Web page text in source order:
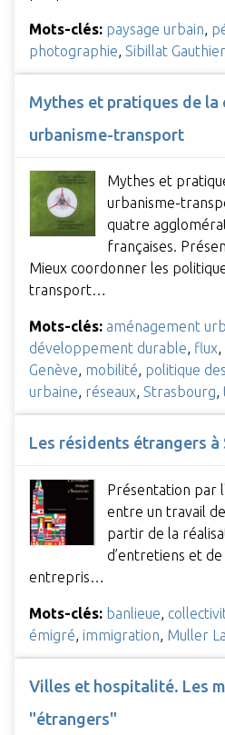
Mots-clés: paysage urbain,
photographie, Sibillat Gauthier
Mythes et pratiques de
urbanisme-transport
Mythes et
urbanisme-
quatre
françaises.
Mieux coordonner les
transport…
Mots-clés: aménagement
développement durable, flux,
Genève, mobilité, politique
urbaine, réseaux, Strasbourg,
Les résidents étrangers à
Présentation par
entre un travail
partir de la
d’entretiens et
entrepris…
Mots-clés: banlieue
émigré immigration Muller
Villes et hospitalité. Les
"étrangers"